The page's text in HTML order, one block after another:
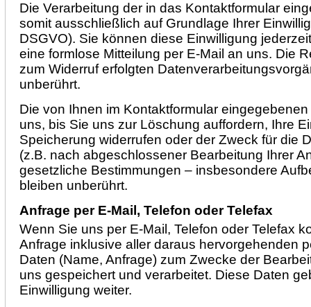
Die Verarbeitung der in das Kontaktformular
somit ausschließlich auf Grundlage Ihrer
DSGVO). Sie können diese Einwilligung
eine formlose Mitteilung per E-Mail an uns. Die
zum Widerruf erfolgten
unberührt.
Die von Ihnen im Kontaktformular
uns, bis Sie uns zur Löschung auffordern, Ihre
Speicherung widerrufen oder der Zweck für die
(z.B. nach abgeschlossener Bearbeitung Ihrer
gesetzliche Bestimmungen – insbesondere
bleiben unberührt.
Anfrage per E-Mail, Telefon oder Telefax
Wenn Sie uns per E-Mail, Telefon oder Telefax
Anfrage inklusive aller daraus hervorgehenden
Daten (Name, Anfrage) zum Zwecke der
uns gespeichert und verarbeitet. Diese Daten
Einwilligung weiter.